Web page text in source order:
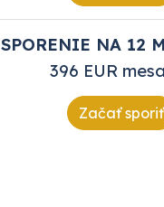
SPORENIE NA 12
396 EUR
Začať sporiť